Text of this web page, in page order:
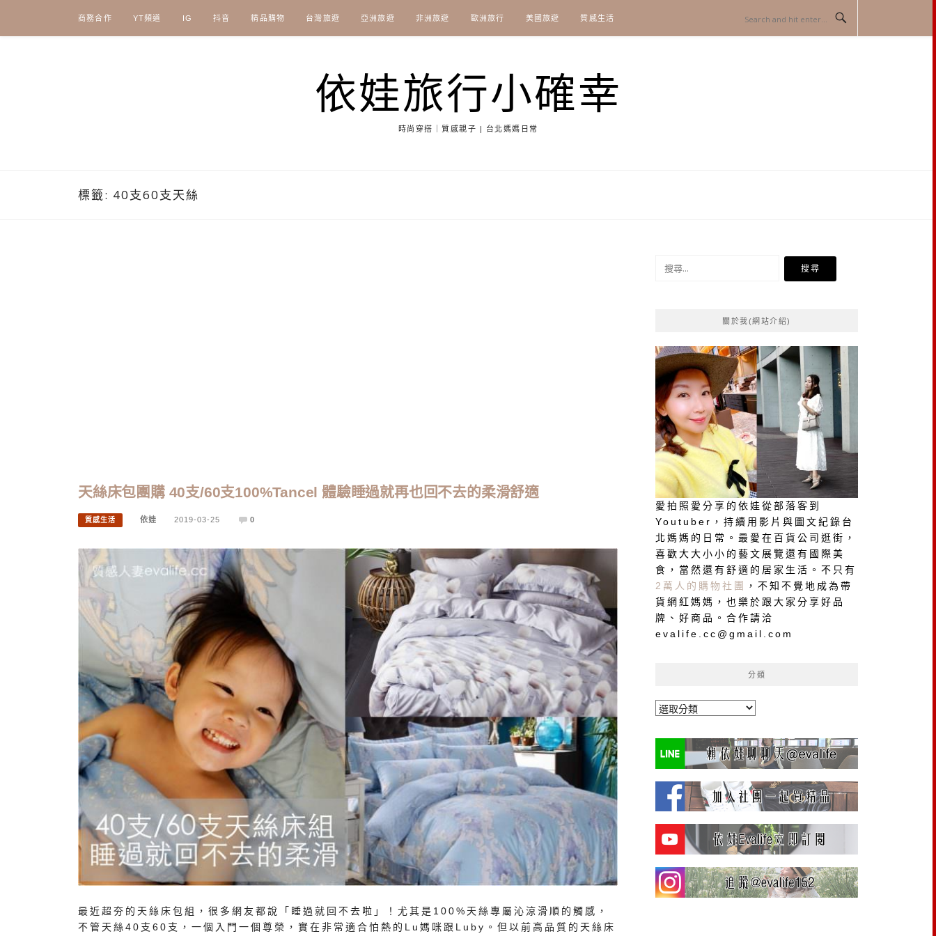
content
商務合作 YT頻道 IG 抖音 精品購物 台灣旅遊 亞洲旅遊 非洲旅遊 歐洲旅行 美國旅遊 質感生活
依娃旅行小確幸
時尚穿搭｜質感親子 | 台北媽媽日常
標籤: 40支60支天絲
天絲床包團購 40支/60支100%Tancel 體驗睡過就再也回不去的柔滑舒適
質感生活 依娃 2019-03-25 0
最近超夯的天絲床包組，很多網友都說「睡過就回不去啦」！尤其是100%天絲專屬沁涼滑順的觸感，
不管天絲40支60支，一個入門一個尊榮，實在非常適合怕熱的Lu媽咪跟Luby。但以前高品質的天絲床
搜
關於我(網站介紹)
愛拍照愛分享的依娃從部落客到
Youtuber，持續用影片與圖文紀錄台
北媽媽的日常。最愛在百貨公司逛街，
喜歡大大小小的藝文展覽還有國際美
食，當然還有舒適的居家生活。不只有
2萬人的購物社團
，不知不覺地成為帶
貨網紅媽媽，也樂於跟大家分享好品
牌、好商品。合作請洽
evalife.cc@gmail.com
分類
分